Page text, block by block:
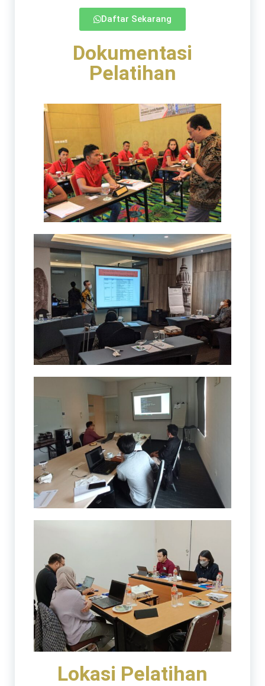
Daftar Sekarang
Dokumentasi
Pelatihan
Lokasi Pelatihan